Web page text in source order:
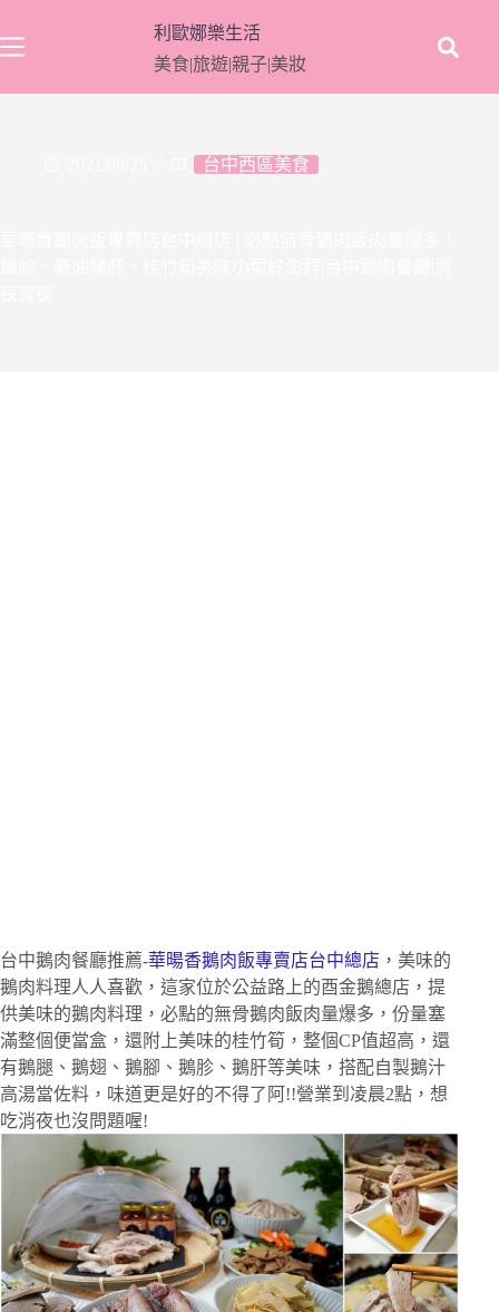
至
要
利歐娜樂生活
美食|旅遊|親子|美妝
台中西區美食
台中鵝肉餐廳推薦-華暘香鵝肉飯專賣店台中總店 ，美味的
鵝肉料理人人喜歡，這家位於公益路上的酉金鵝總店，提
供美味的鵝肉料理，必點的無骨鵝肉飯肉量爆多，份量塞
滿整個便當盒，還附上美味的桂竹筍，整個CP值超高，還
有鵝腿、鵝翅、鵝腳、鵝胗、鵝肝等美味，搭配自製鵝汁
高湯當佐料，味道更是好的不得了阿!!營業到凌晨2點，想
吃消夜也沒問題喔!